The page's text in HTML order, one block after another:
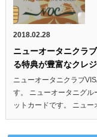
2018.02.28
ニューオータニクラ
る特典が豊富なクレ
ニューオータニクラブ
す。 ニューオータニグ
ットカードです。 ニュ